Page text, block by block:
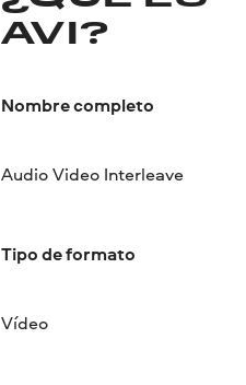
AVI?
Nombre completo
Audio Video Interleave
Tipo de formato
Vídeo